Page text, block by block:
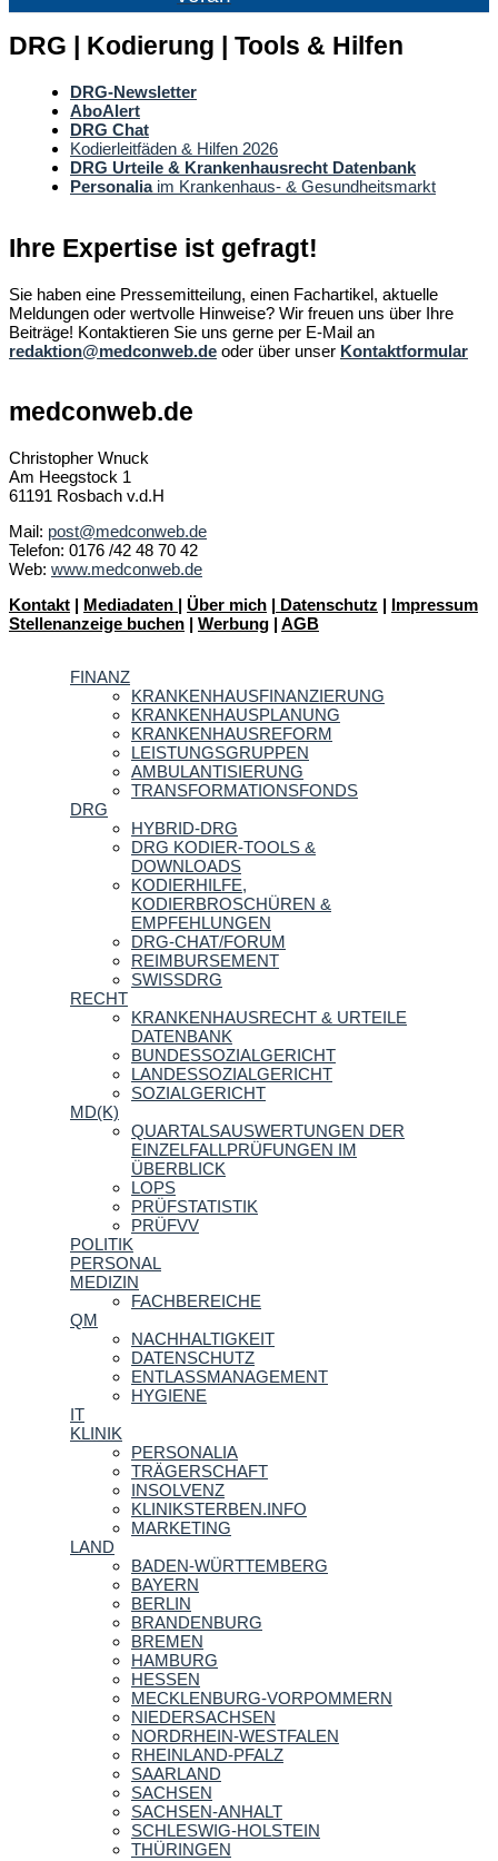
DRG | Kodierung | Tools & Hilfen
DRG-Newsletter
AboAlert
DRG Chat
Kodierleitfäden & Hilfen 2026
DRG Urteile & Krankenhausrecht Datenbank
Personaliaim Krankenhaus- & Gesundheitsmarkt
Ihre Expertise ist gefragt!
Sie haben eine Pressemitteilung, einen Fachartikel, aktuelle
Meldungen oder wertvolle Hinweise? Wir freuen uns über Ihre
Beiträge! Kontaktieren Sie uns gerne per E-Mail an
redaktion@medconweb.de oder über unser Kontaktformular
medconweb.de
Christopher Wnuck
Am Heegstock 1
61191 Rosbach v.d.H
Mail: post@medconweb.de
Telefon: 0176 /42 48 70 42
Web: www.medconweb.de
Kontakt | Mediadaten | Über mich | Datenschutz | Impressum
Stellenanzeige buchen | Werbung | AGB
FINANZ
KRANKENHAUSFINANZIERUNG
KRANKENHAUSPLANUNG
KRANKENHAUSREFORM
LEISTUNGSGRUPPEN
AMBULANTISIERUNG
TRANSFORMATIONSFONDS
DRG
HYBRID-DRG
DRG KODIER-TOOLS &
DOWNLOADS
KODIERHILFE,
KODIERBROSCHÜREN &
EMPFEHLUNGEN
DRG-CHAT/FORUM
REIMBURSEMENT
SWISSDRG
RECHT
KRANKENHAUSRECHT & URTEILE
DATENBANK
BUNDESSOZIALGERICHT
LANDESSOZIALGERICHT
SOZIALGERICHT
MD(K)
QUARTALSAUSWERTUNGEN DER
EINZELFALLPRÜFUNGEN IM
ÜBERBLICK
LOPS
PRÜFSTATISTIK
PRÜFVV
POLITIK
PERSONAL
MEDIZIN
FACHBEREICHE
QM
NACHHALTIGKEIT
DATENSCHUTZ
ENTLASSMANAGEMENT
HYGIENE
IT
KLINIK
PERSONALIA
TRÄGERSCHAFT
INSOLVENZ
KLINIKSTERBEN.INFO
MARKETING
LAND
BADEN-WÜRTTEMBERG
BAYERN
BERLIN
BRANDENBURG
BREMEN
HAMBURG
HESSEN
MECKLENBURG-VORPOMMERN
NIEDERSACHSEN
NORDRHEIN-WESTFALEN
RHEINLAND-PFALZ
SAARLAND
SACHSEN
SACHSEN-ANHALT
SCHLESWIG-HOLSTEIN
THÜRINGEN